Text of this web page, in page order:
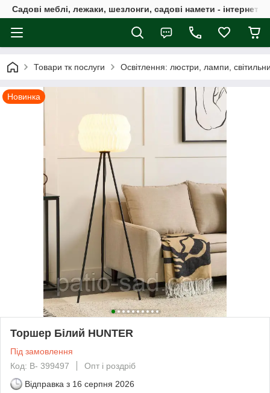
Садові меблі, лежаки, шезлонги, садові намети - інтернет-
Товари тк послуги Освітлення: люстри, лампи,
Новинка
Торшер Білий HUNTER
Під замовлення
Код: B- 399497
Опт і роздріб
Відправка з 16 серпня 2026